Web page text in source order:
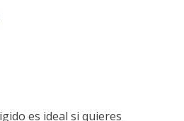
es ideal si quieres